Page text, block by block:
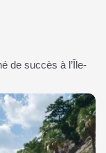
de succès à l’Île-